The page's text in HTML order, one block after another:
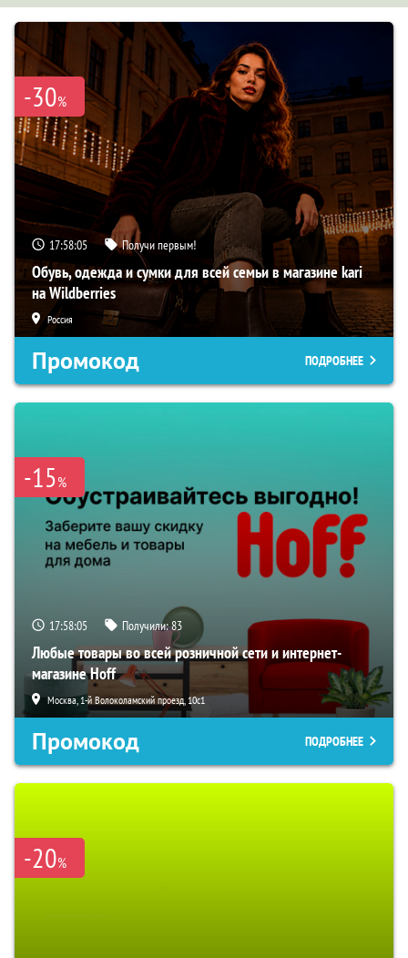
-30%
17:58:05 Получи первым!
Обувь, одежда и сумки для всей семьи в магазине kari
на Wildberries
Россия
Промокод ПОДРОБНЕЕ
-15%
17:58:05 Получили:83
Любые товары во всей розничной сети и интернет-
магазине Hoff
Москва, 1-й Волоколамский проезд, 10с1
Промокод ПОДРОБНЕЕ
-20%